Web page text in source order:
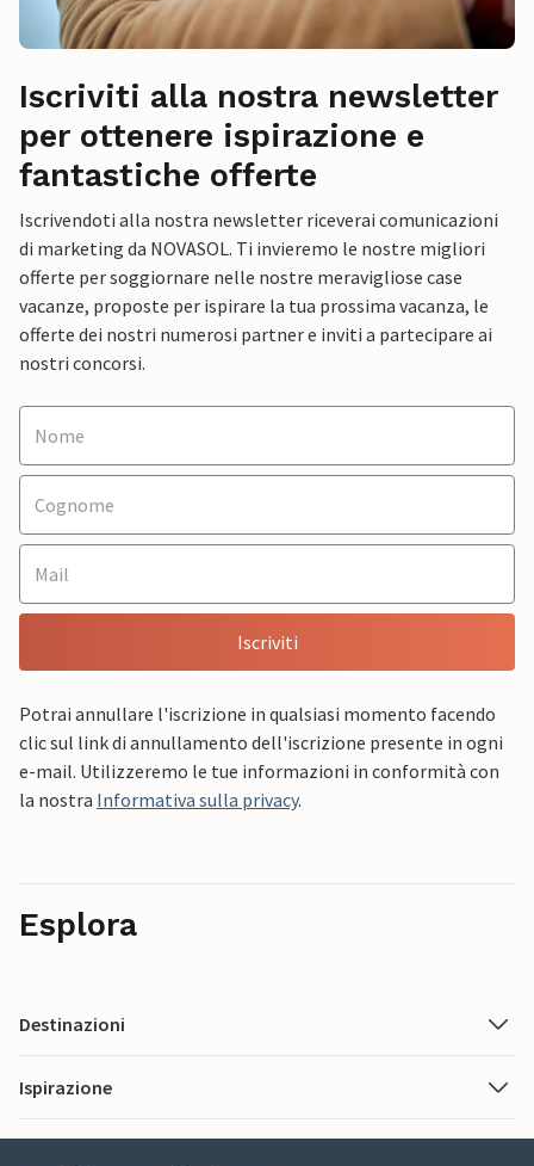
Iscriviti alla nostra newsletter
per ottenere ispirazione e
fantastiche offerte
Iscrivendoti alla nostra newsletter riceverai comunicazioni
di marketing da NOVASOL. Ti invieremo le nostre migliori
offerte per soggiornare nelle nostre meravigliose case
vacanze, proposte per ispirare la tua prossima vacanza, le
offerte dei nostri numerosi partner e inviti a partecipare ai
nostri concorsi.
Iscriviti
Potrai annullare l'iscrizione in qualsiasi momento facendo
clic sul link di annullamento dell'iscrizione presente in ogni
e-mail. Utilizzeremo le tue informazioni in conformità con
la nostra Informativa sulla privacy.
Esplora
Destinazioni
Ispirazione